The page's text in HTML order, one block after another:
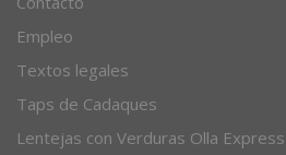
Sobre nosotros
Contacto
Empleo
Textos legales
Taps de Cadaques